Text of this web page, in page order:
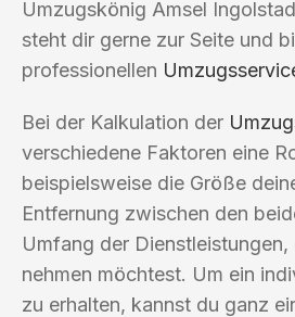
Umzugskönig Amsel
steht dir gerne zur Seite und
professionellen
Bei der Kalkulation der
verschiedene Faktoren eine
beispielsweise die Größe
Entfernung zwischen den
Umfang der
nehmen möchtest. Um ein
zu erhalten, kannst du ganz